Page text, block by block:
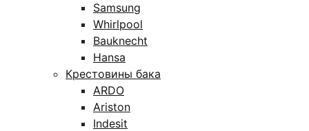
Samsung
Whirlpool
Bauknecht
Hansa
Крестовины бака
ARDO
Ariston
Indesit